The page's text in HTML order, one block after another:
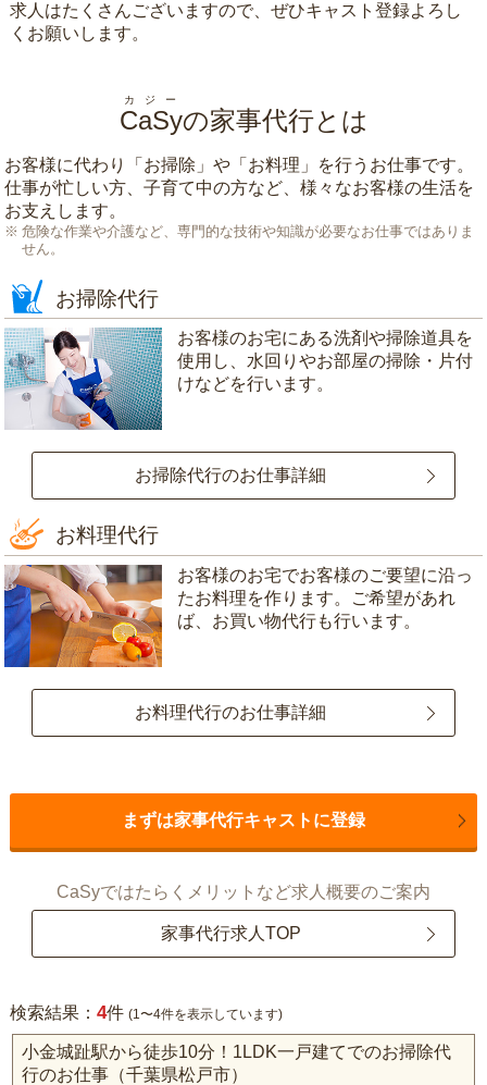
求人はたくさんございますので、ぜひキャスト登録よろし
くお願いします。
CaSy
カジー
の家事代行とは
お客様に代わり「 お掃除 」や「 お料理 」を行うお仕事です。
仕事が忙しい方、子育て中の方など、様々なお客様の生活を
お支えします。
危険な作業や介護など、専門的な技術や知識が必要なお仕事ではありま
せん。
お掃除代行
お客様のお宅にある洗剤や掃除道具を
使用し、水回りやお部屋の掃除・片付
けなどを行います。
お掃除代行のお仕事詳細
お料理代行
お客様のお宅でお客様のご要望に沿っ
たお料理を作ります。ご希望があれ
ば、お買い物代行も行います。
お料理代行のお仕事詳細
まずは家事代行キャストに登録
CaSyではたらくメリットなど求人概要のご案内
家事代行求人TOP
検索結果： 4件 (1〜4件を表示しています)
小金城趾駅から徒歩10分！1LDK一戸建てでのお掃除代
行のお仕事（千葉県松戸市）